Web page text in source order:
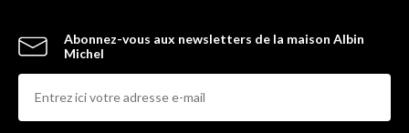
Abonnez-vous aux newsletters de la maison Albin
Michel